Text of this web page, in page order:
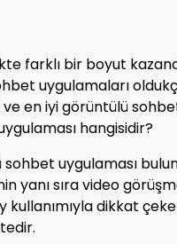
farklı bir boyut
uygulamaları
en iyi görüntülü
hangisidir?
uygulaması
yanı sıra video
kullanımıyla dikkat